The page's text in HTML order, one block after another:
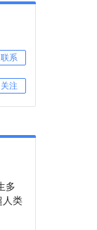
联系
关注
多
人类